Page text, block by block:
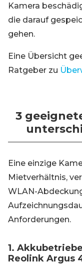
Kamera
die darauf
gehen.
Eine Übersicht
Ratgeber zu
3
Eine einzige
Mietverhältnis,
WLAN-
Anforderungen.
1.
Reolink Argus